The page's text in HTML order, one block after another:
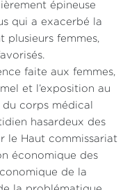
épineuse
qui a exacerbé la
plusieurs femmes,
faite aux femmes,
et l’exposition au
corps médical
hasardeux des
le Haut commissariat
économique des
de la